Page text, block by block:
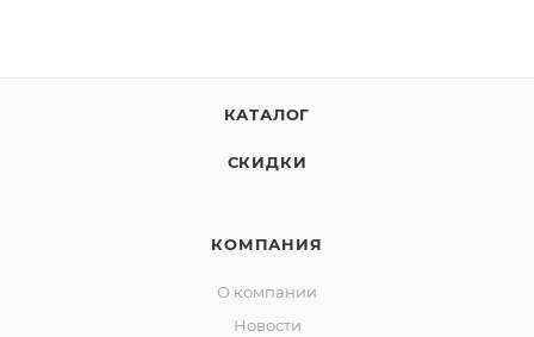
КАТАЛОГ
СКИДКИ
КОМПАНИЯ
О компании
Новости